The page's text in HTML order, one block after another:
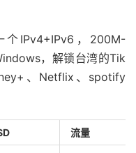
IPv4+IPv6，200M-
，解锁台湾的Tik
、Netflix、spotify
流量